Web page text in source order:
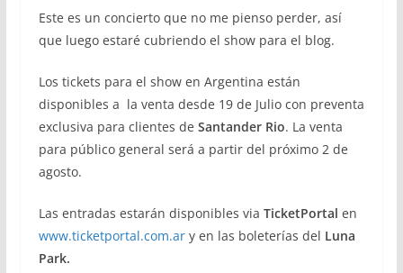
Este es un concierto que no me pienso perder, así
que luego estaré cubriendo el show para el blog.
Los tickets para el show en Argentina están
disponibles a la venta desde 19 de Julio con preventa
exclusiva para clientes de Santander Rio. La venta
para público general será a partir del próximo 2 de
agosto.
Las entradas estarán disponibles via TicketPortal en
www.ticketportal.com.ar y en las boleterías del Luna
Park.